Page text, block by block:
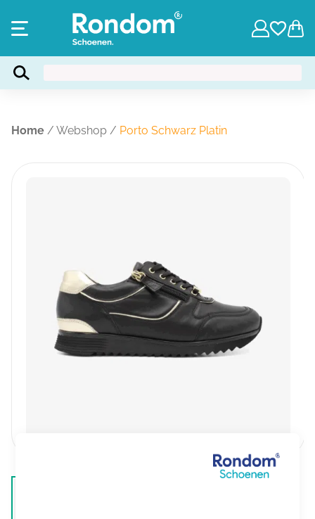
Home / Webshop / Porto Schwarz Platin